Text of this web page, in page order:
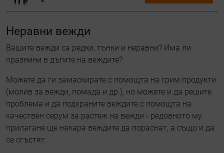
Неравни вежди
Вашите вежди са редки, тънки и неравни? Има ли
празнини в дъгите на веждите?
Можете да ги замаскирате с помощта на грим продукти
(молив за вежди, помада и др.), но можете и да решите
проблема и да подхраните веждите с помощта на
качествен серум за растеж на вежди - редовното му
прилагане ще накара веждите да пораснат, а също и да
се сгъстят.